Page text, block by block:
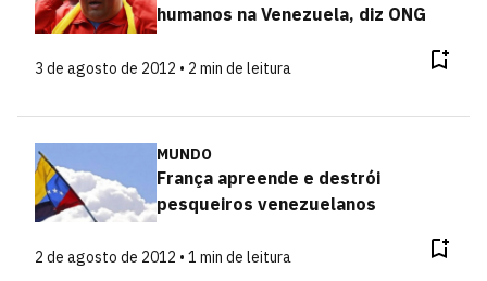
humanos na Venezuela, diz ONG
3 de agosto de 2012 • 2 min de leitura
MUNDO
França apreende e destrói
pesqueiros venezuelanos
2 de agosto de 2012 • 1 min de leitura